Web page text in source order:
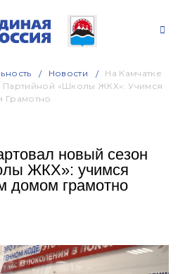
Новости
На Камчатке
Партийной «Школы ЖКХ»: Учимся
Грамотно
новый сезон
ЖКХ»: учимся
домом грамотно